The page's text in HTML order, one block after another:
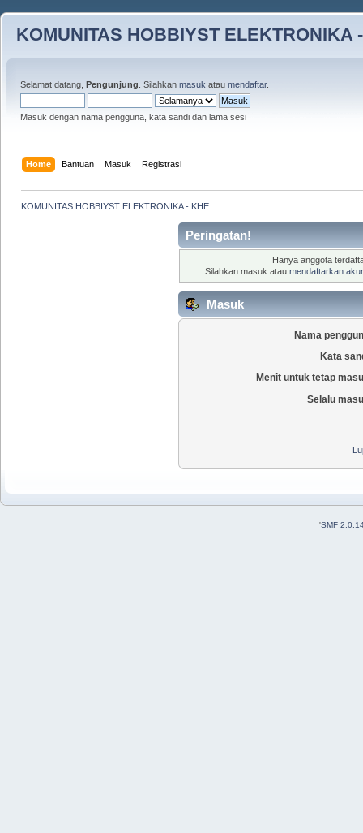
KOMUNITAS HOBBIYST ELEKTRONIKA
Selamat datang, Pengunjung . Silahkan masuk atau mendaftar.
Masuk dengan nama pengguna, kata sandi dan lama sesi
Home Bantuan Masuk Registrasi
KOMUNITAS HOBBIYST ELEKTRONIKA - KHE
Peringatan!
Hanya anggota
Silahkan masuk atau mendaftarkan
Masuk
Nama
Kata
Menit untuk tetap
Selalu
'SMF